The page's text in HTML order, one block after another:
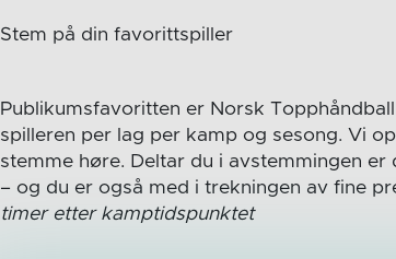
Stem på din favorittspiller
Publikumsfavoritten er Norsk
spilleren per lag per kamp og sesong. Vi
stemme høre. Deltar du i avstemmingen
– og du er også med i trekningen av fine
timer etter kamptidspunktet